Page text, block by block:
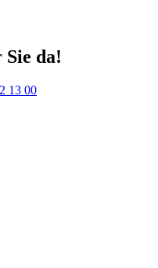
da!
13 00